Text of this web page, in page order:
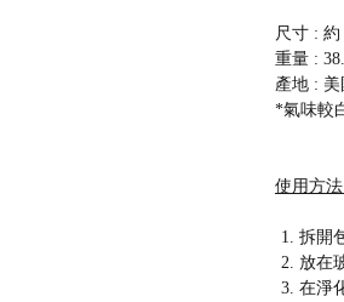
尺寸 : 約
重量 :
產地 : 美
*氣味較
使用方
拆開
放在
在淨